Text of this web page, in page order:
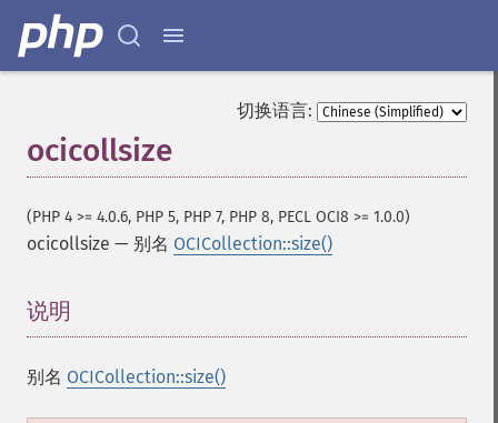
切换语言:
ocicollsize
(PHP 4 >= 4.0.6, PHP 5, PHP 7, PHP 8, PECL OCI8 >= 1.0.0)
ocicollsize — 别名 OCICollection::size()
说明
别名 OCICollection::size()